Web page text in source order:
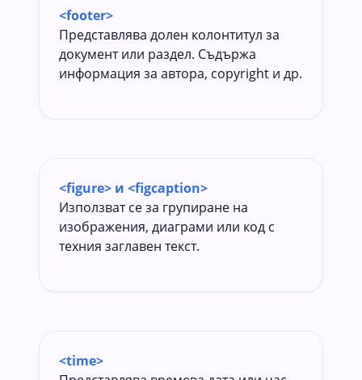
<footer>
Представлява долен колонтитул за
документ или раздел. Съдържа
информация за автора, copyright и др.
<figure> и <figcaption>
Използват се за групиране на
изображения, диаграми или код с
техния заглавен текст.
<time>